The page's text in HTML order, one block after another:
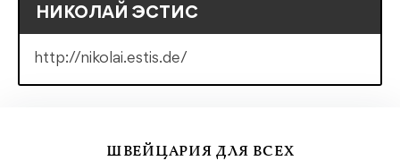
НИКОЛАЙ ЭСТИС
http://nikolai.estis.de/
ШВЕЙЦАРИЯ ДЛЯ ВСЕХ